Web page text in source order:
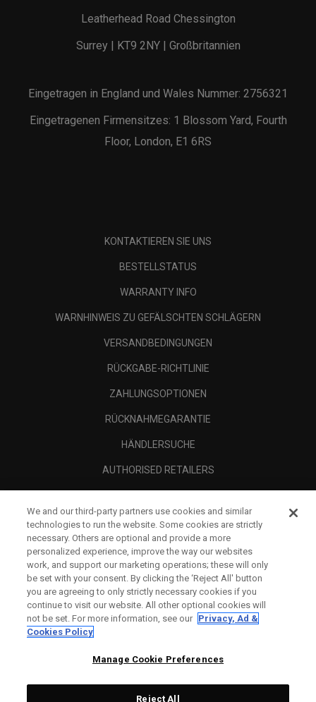
Leatherhead Road Chessington
Surrey | KT9 2NY | Großbritannien
Eingetragen in England und Wales Nummer: 2756321
Eingetragenen Firmensitzes: 1 Blossom Yard, Fourth
Floor, London, E1 6RS
KONTAKTIEREN SIE UNS
BESTELLSTATUS
WARRANTY INFO
WARNHINWEIS ZU GEFÄLSCHTEN SCHLÄGERN
VERSANDBEDINGUNGEN
RÜCKGABE-RICHTLINIE
ZAHLUNGSOPTIONEN
RÜCKNAHMEGARANTIE
HÄNDLERSUCHE
AUTHORISED RETAILERS
UNTERNEHMENSPROFIL
RECHTLICHES-
We and our third-party partners use cookies and similar
technologies to run the website. Some cookies are strictly
necessary. Others are optional and provide a more
personalized experience, improve the way our websites
work, and support our marketing operations; these will only
be set with your consent. By clicking the ‘Reject All' button
you are agreeing to only strictly necessary cookies if you
continue to visit our website. All other optional cookies will
not be set. For more information, see our Privacy, Ad &
Cookies Policy
Manage Cookie Preferences
Reject All